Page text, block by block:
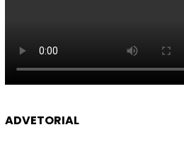
ADVETORIAL